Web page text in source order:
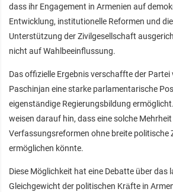
dass ihr Engagement in Armenien auf
Entwicklung, institutionelle Reformen und die
Unterstützung der Zivilgesellschaft
nicht auf Wahlbeeinflussung.
Das offizielle Ergebnis verschaffte der Partei
Paschinjan eine starke parlamentarische
eigenständige Regierungsbildung
weisen darauf hin, dass eine solche
Verfassungsreformen ohne breite politische
ermöglichen könnte.
Diese Möglichkeit hat eine Debatte über das
Gleichgewicht der politischen Kräfte in